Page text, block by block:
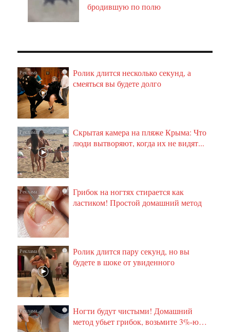
бродившую по полю
i
Ролик длится несколько секунд, а
смеяться вы будете долго
i
Скрытая камера на пляже Крыма: Что
люди вытворяют, когда их не видят...
i
Грибок на ногтях стирается как
ластиком! Простой домашний метод
i
Ролик длится пару секунд, но вы
будете в шоке от увиденного
i
Ногти будут чистыми! Домашний
метод убьет грибок, возьмите 3%-ю…